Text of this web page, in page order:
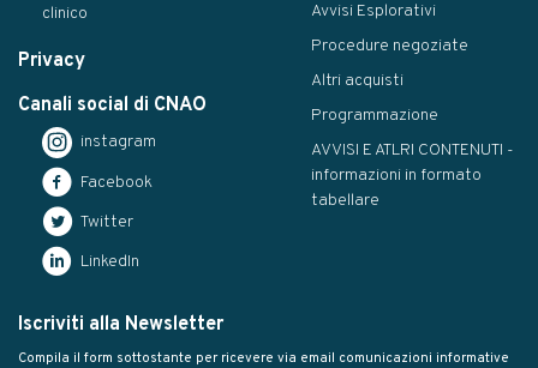
clinico
Privacy
Canali social di CNAO
instagram
Facebook
Twitter
LinkedIn
Avvisi Esplorativi
Procedure negoziate
Altri acquisti
Programmazione
AVVISI E ATLRI CONTENUTI -
informazioni in formato
tabellare
Iscriviti alla Newsletter
Compila il form sottostante per ricevere via email comunicazioni informative